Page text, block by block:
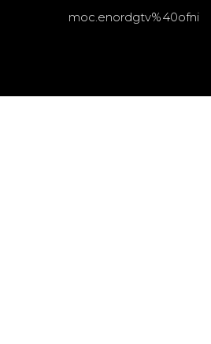
moc.enordgtv%40ofni